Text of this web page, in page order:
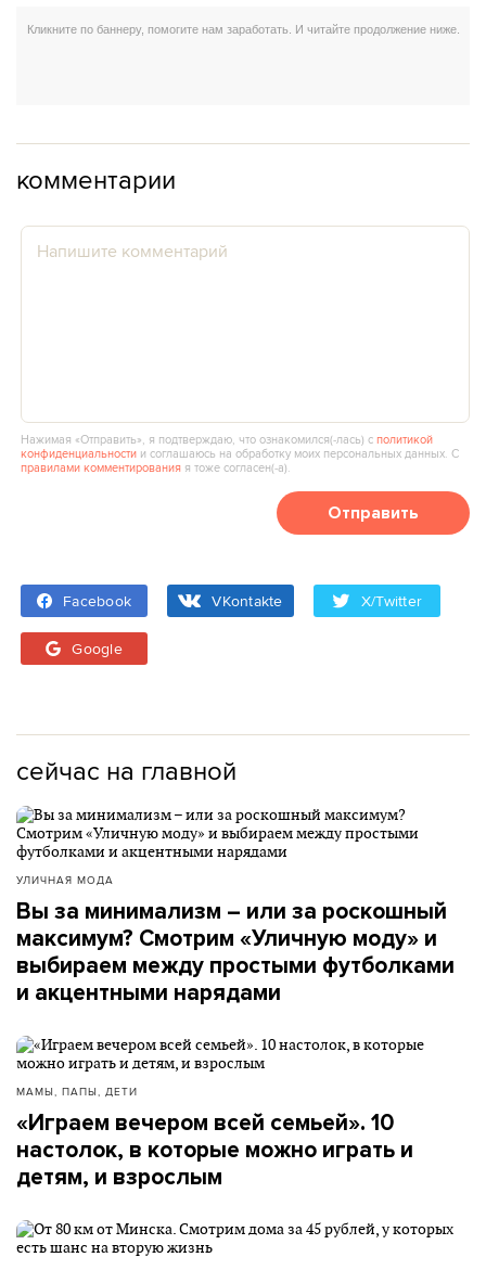
комментарии
Нажимая «Отправить», я подтверждаю, что ознакомился(‑лась) сполитикой
конфиденциальности и соглашаюсь на обработку моих персональных данных. С
правилами комментирования я тоже согласен(‑а).
Отправить
Facebook VKontakte X/Twitter
Google
сейчас на главной
УЛИЧНАЯ МОДА
Вы за минимализм – или за роскошный
максимум? Смотрим «Уличную моду» и
выбираем между простыми футболками
и акцентными нарядами
МАМЫ, ПАПЫ, ДЕТИ
«Играем вечером всей семьей». 10
настолок, в которые можно играть и
детям, и взрослым